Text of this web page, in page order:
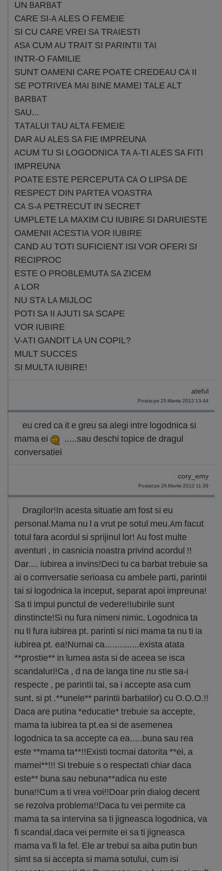
UN BARBAT
CARE SI-A ALES O FEMEIE
SI CU CARE VREI SA TRAIESTI
ASA CUM AU TRAIT SI PARINTII TAI
INTR-O FAMILIE
SUNT OAMENI CARE POATE CREDEAU CA II
SE POTRIVEA MAI BINE MAMEI TALE ALT
BARBAT
SAU...
TATALUI TAU ALTA FEMEIE
DAR AU ALES SA FIE IMPREUNA
ACUM TU SI LOGODNICA TA A-TI ALES SA FITI
IMPREUNA
POATE ESTE PERCEPUTA CA O LIPSA DE
RESPECT DIN PARTEA VOASTRA
CA S-A PETRECUT IN SECRET
UMPLETE LA MAXIM CU IUBIRE SI DARUIESTE
OAMENII ACESTIA VOR IUBIRE
CAND AU TOTI SUFICIENT ISI VOR OFERI SI
RECIPROC
ESTE O PROBLEMUTA SA ZICEM
A LOR
NU STA LA MIJLOC
POTI SA II AJUTI SA SCAPE
VOR IUBIRE
V-ATI GANDIT LA UN COPIL?
MULT SUCCES
SI MULTA IUBIRE!
ateful
Postat pe 25 Martie 2012 13:44
eu cred ca it e greu sa alegi intre logodnica si
mama ei
.....sau deschi topice de dragul
conversatiei
cory_emy
Postat pe 26 Martie 2012 11:39
Dragilor!In acesta situatie am fost si eu
personal.Mama nu l a vrut pe sotul meu.Am facut
totul fara acordul si sprijinul lor! Au fost multe
aventuri , in casnicia noastra privind acordul !!
Dar.... iubirea a invins!Deci tu ca barbat trebuie sa
ai o comversatie serioasa cu ambele parti, parintii
tai si logodnica la inceput, separat apoi impreuna!
Sa ti impui punctul de vedere!Iubirile sunt
dinstincte!Si nu fura nimeni nimic. Logodnica ta
nu ti fura iubirea pt. parinti si nici mama ta nu ti ia
iubirea pt. ea!Numai ca..............exista atata
**prostie** in lumea asta si de aceea se isca
scandaluri!Ca , d na de langa tine nu stie sa-i
respecte , pe parintii tai, sa i accepte asa cum
sunt, si pt .**unele** parintii barbatilor) cu O.O.O.!!
Daca are putina *educatie* trebuie sa accepte,
mama ta iubirea ta pt.ea si de asemenea
logodnica ta sa accepte ca ea.....buna sau rea
este **mama ta**!!Existi tocmai datorita **ei, a
mamei**!!! Si trebuie s o respectati chiar daca
este** buna sau nebuna**adica nu este
buna!!Cum a ti vrea voi!!Doar prin dialog decent
se rezolva problema!!Daca tu vei permite ca
mama ta sa intervina sa ti jigneasca logodnica, va
fi scandal,daca vei permite ei sa ti jigneasca
mama va fi la fel. Ele ar trebui sa aiba putin bun
simt sa si accepta si mama sotului, cum isi